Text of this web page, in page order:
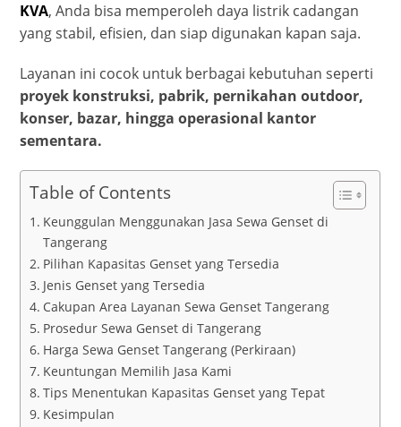
KVA, Anda bisa memperoleh daya listrik cadangan
yang stabil, efisien, dan siap digunakan kapan saja.
Layanan ini cocok untuk berbagai kebutuhan seperti
proyek konstruksi, pabrik, pernikahan outdoor,
konser, bazar, hingga operasional kantor
sementara.
Table of Contents
Keunggulan Menggunakan Jasa Sewa Genset di
Tangerang
Pilihan Kapasitas Genset yang Tersedia
Jenis Genset yang Tersedia
Cakupan Area Layanan Sewa Genset Tangerang
Prosedur Sewa Genset di Tangerang
Harga Sewa Genset Tangerang (Perkiraan)
Keuntungan Memilih Jasa Kami
Tips Menentukan Kapasitas Genset yang Tepat
Kesimpulan